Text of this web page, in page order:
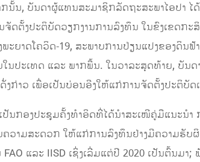
ກນັ້ນ, ບັນດາຜູ້ແທນສະມາຊິກລັດຖະສະພາໄອປາ
ດຕັ້ງປະຕິບັດວຽກງານການລົງທຶນ ໃນຂົງເຂດ​ກ
ະຍາດໂຄວິດ-19, ສະພາບການປ່ຽນແປງຂອງດິ
ນ​ປະ​ເທດ ແລະ ພາກພື້ນ​. ໃນວາລະສຸດທ້າຍ, ບັນ
າວ ເພື່ອເປັນບ່ອນອີງໃຫ້ແກ່ການຈັດຕັ້ງປະຕິບັດເ
ປັນກອງປະຊຸມຄັ້ງທຳອິດທີ່ໄດ້ນຳສະເໜີຄູ່ມືແນະນຳ
ວາມສະດວກ ໃຫ້ແກ່ການລົງທຶນຢ່າງມີຄວາມຮັບ
ແລະ IISD ເຊິ່ງເລີ່ມແຕ່ປີ 2020 ເປັນຕົ້ນມ